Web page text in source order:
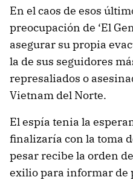
En el caos de esos
preocupación de ‘El
asegurar su propia
la de sus seguidores
represaliados o
Vietnam del Norte.
El espía tenia la
finalizaría con la toma
pesar recibe la orden
exilio para informar de